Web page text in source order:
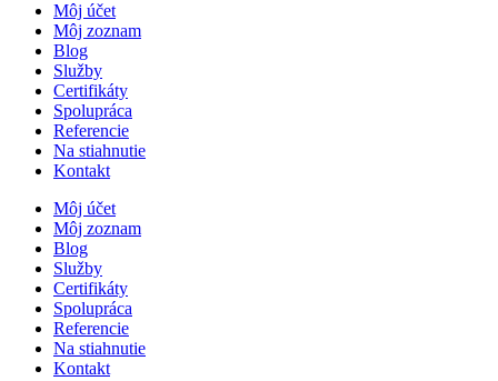
Môj účet
Môj zoznam
Blog
Služby
Certifikáty
Spolupráca
Referencie
Na stiahnutie
Kontakt
Môj účet
Môj zoznam
Blog
Služby
Certifikáty
Spolupráca
Referencie
Na stiahnutie
Kontakt